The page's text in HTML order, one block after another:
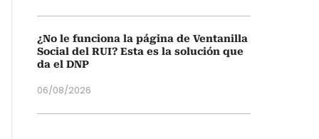
¿No le funciona la página de Ventanilla
Social del RUI? Esta es la solución que
da el DNP
06/08/2026